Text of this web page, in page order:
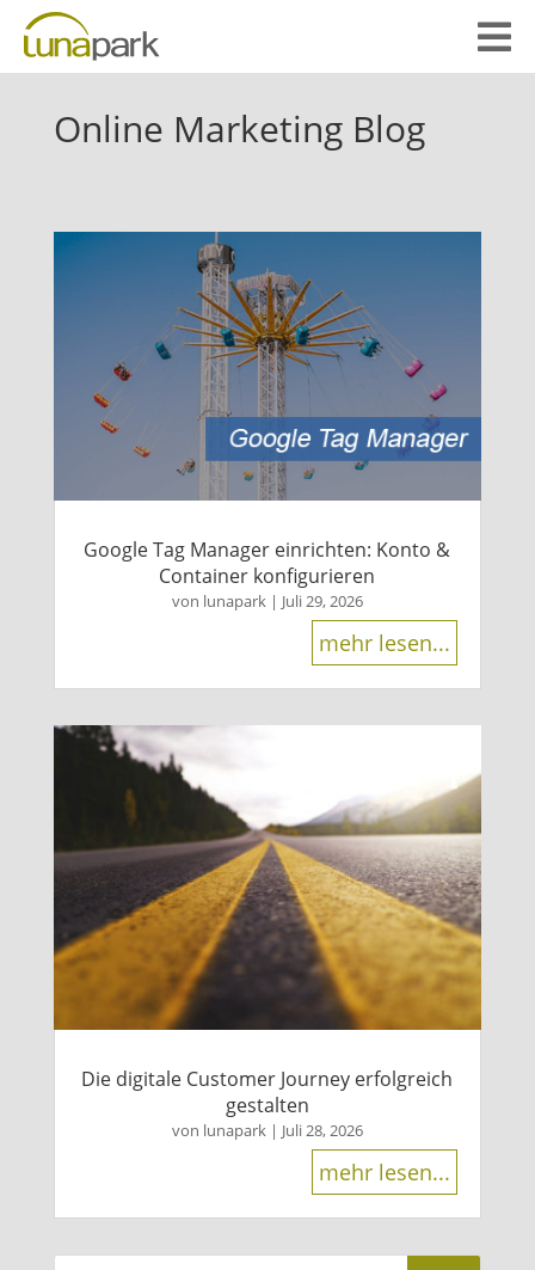

Online Marketing Blog
Google Tag Manager einrichten: Konto &
Container konfigurieren
von lunapark| Juli 29, 2026
mehr lesen...
Die digitale Customer Journey erfolgreich
gestalten
von lunapark | Juli 28, 2026
mehr lesen...